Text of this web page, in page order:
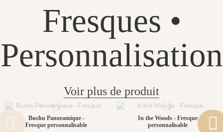
Fresques •
Personnalisation
Voir plus de produit
Bushu Panoramique -
Fresque personnalisable
In the Woods - Fresque
personnalisable